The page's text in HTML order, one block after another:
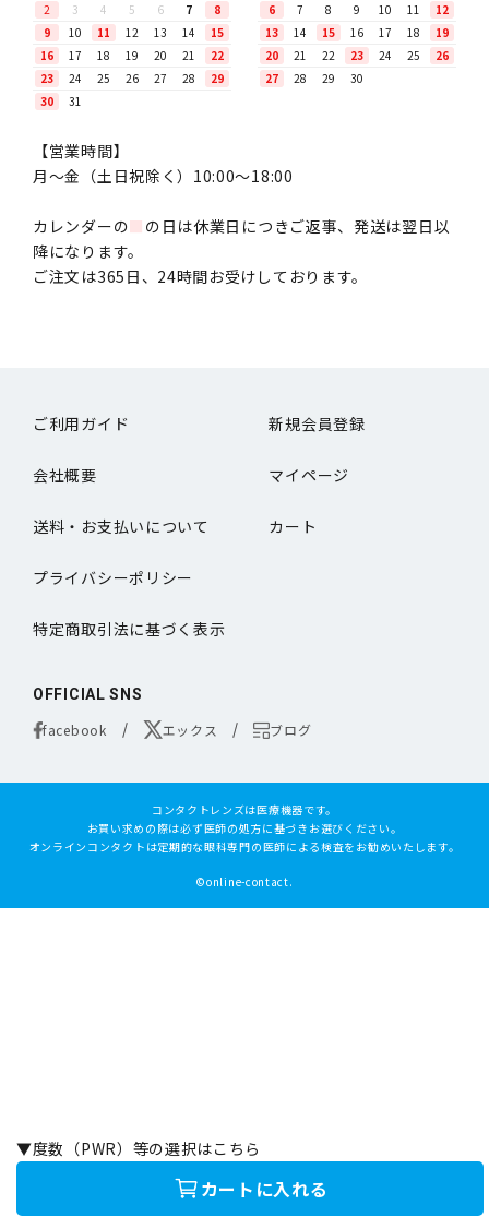
▼度数（PWR）等の選択はこちら
カートに入れる
2
3 4 5 6 7
8
9
10 11 12 13 14
15
16
17 18 19 20 21
22
23
24 25 26 27 28
29
30
31
6
7 8 9 10 11
12
13
14 15 16 17 18
19
20
21 22 23 24 25
26
27
28 29 30
【営業時間】
月〜金（土日祝除く）10:00～18:00
カレンダーの■ の日は休業日につきご返事、発送は翌日以
降になります。
ご注文は365日、24時間お受けしております。
ご利用ガイド 新規会員登録
会社概要 マイページ
送料・お支払いについて カート
プライバシーポリシー
特定商取引法に基づく表示
OFFICIAL SNS
facebook エックス ブログ
コンタクトレンズは医療機器です。
お買い求めの際は必ず医師の処方に基づきお選びください。
オンラインコンタクトは定期的な眼科専門の医師による検査をお勧めいたします。
©online-contact.